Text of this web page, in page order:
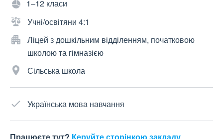
1–12 класи
Учні/освітяни 4:1
Ліцей з дошкільним відділенням, початковою
школою та гімназією
Сільська школа
Українська мова навчання